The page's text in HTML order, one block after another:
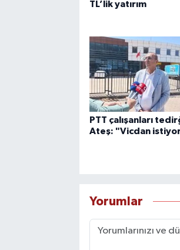
TL’lik yatırım
PTT çalışanları
Ateş: "Vicdan
Yorumlar